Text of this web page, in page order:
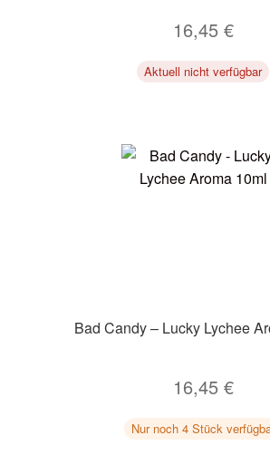
16,45 €
Aktuell nicht verfügbar
Bad Candy – Lucky Lychee
16,45 €
Nur noch 4 Stück